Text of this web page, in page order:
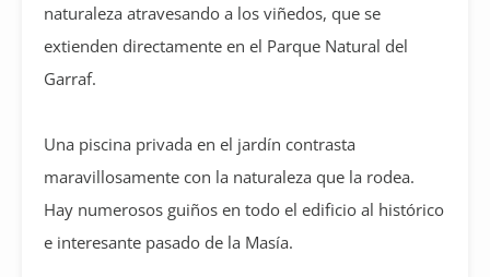
naturaleza atravesando a los viñedos, que se
extienden directamente en el Parque Natural del
Garraf.
Una piscina privada en el jardín contrasta
maravillosamente con la naturaleza que la rodea.
Hay numerosos guiños en todo el edificio al histórico
e interesante pasado de la Masía.